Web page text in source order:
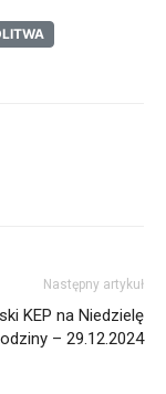
Następny artykuł
KEP na Niedzielę
– 29.12.2024